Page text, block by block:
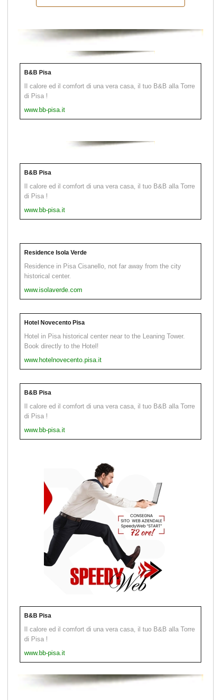
B&B Pisa
Il calore ed il comfort di una vera casa, il tuo B&B alla Torre
di Pisa !
www.bb-pisa.it
B&B Pisa
Il calore ed il comfort di una vera casa, il tuo B&B alla Torre
di Pisa !
www.bb-pisa.it
Residence Isola Verde
Residence in Pisa Cisanello, not far away from the city
historical center.
www.isolaverde.com
Hotel Novecento Pisa
Hotel in Pisa historical center near to the Leaning Tower.
Book directly to the Hotel!
www.hotelnovecento.pisa.it
B&B Pisa
Il calore ed il comfort di una vera casa, il tuo B&B alla Torre
di Pisa !
www.bb-pisa.it
B&B Pisa
Il calore ed il comfort di una vera casa, il tuo B&B alla Torre
di Pisa !
www.bb-pisa.it